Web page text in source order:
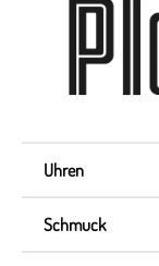
Uhren
Schmuck